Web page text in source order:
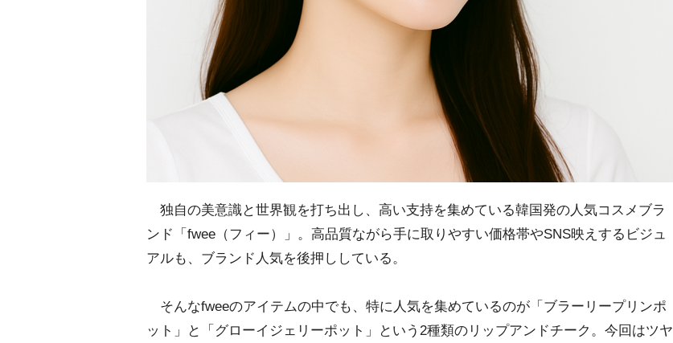
独自の美意識と世界観を打ち出し、高い支持を集めている韓国発の人気コスメブラ
ンド「fwee（フィー）」。高品質ながら手に取りやすい価格帯やSNS映えするビジュ
アルも、ブランド人気を後押ししている。
そんなfweeのアイテムの中でも、特に人気を集めているのが「ブラーリープリンポ
ット」と「グローイジェリーポット」という2種類のリップアンドチーク。今回はツヤ